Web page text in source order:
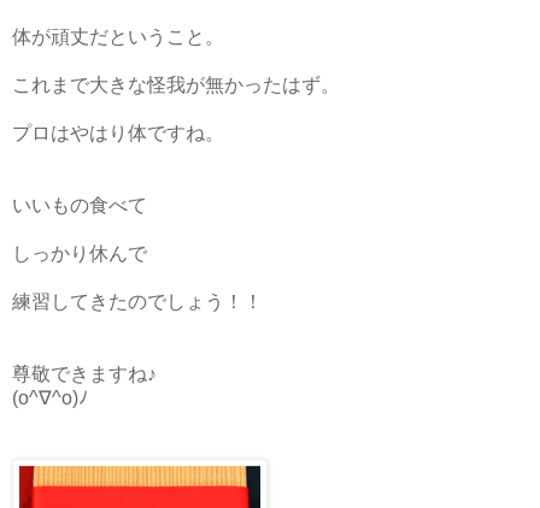
体が頑丈だということ。
これまで大きな怪我が無かったはず。
プロはやはり体ですね。
いいもの食べて
しっかり休んで
練習してきたのでしょう！！
尊敬できますね♪
(o^∇^o)ﾉ